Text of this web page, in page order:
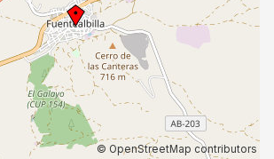
© OpenStreetMap contributors